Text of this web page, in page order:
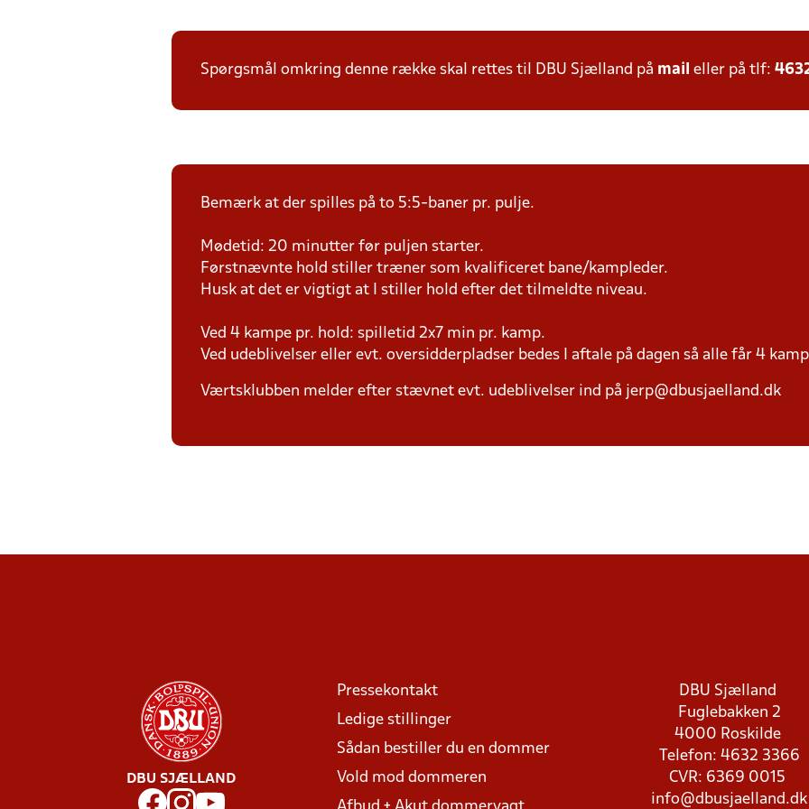
Spørgsmål omkring denne række skal rettes til DBU Sjælland på mail eller på tlf:
Bemærk at der spilles på to 5:5-baner pr. pulje.
Mødetid: 20 minutter før puljen starter.
Førstnævnte hold stiller træner som kvalificeret bane/kampleder.
Husk at det er vigtigt at I stiller hold efter det tilmeldte niveau.
Ved 4 kampe pr. hold: spilletid 2x7 min pr. kamp.
Ved udeblivelser eller evt. oversidderpladser bedes I aftale på dagen så alle får 4
Værtsklubben melder efter stævnet evt. udeblivelser ind på jerp@dbusjaelland.dk
DBU SJÆLLAND
Pressekontakt
Ledige stillinger
Sådan bestiller du en dommer
Vold mod dommeren
DBU Sjælland
Fuglebakken 2
4000 Roskilde
Telefon: 4632 3366
CVR: 6369 0015
info@dbusjaelland.dk